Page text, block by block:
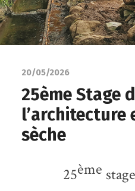
20/05/2026
25ème Stage
l’architecture
sèche
25ème